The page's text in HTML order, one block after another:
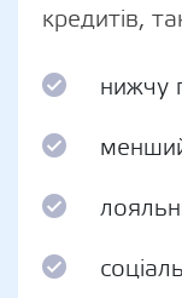
кредитів,
нижчу